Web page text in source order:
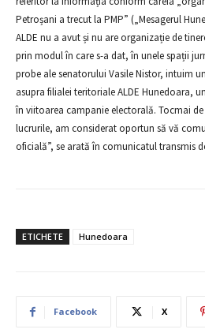
Petroșani a trecut la PMP” („Mesagerul
ALDE nu a avut și nu are organizație de
prin modul în care s-a dat, în unele spații
probe ale senatorului Vasile Nistor, intuim
asupra filialei teritoriale ALDE Hunedoara,
în viitoarea campanie electorală. Tocmai
lucrurile, am considerat oportun să vă
oficială”, se arată în comunicatul transmis
ETICHETE Hunedoara
Facebook X